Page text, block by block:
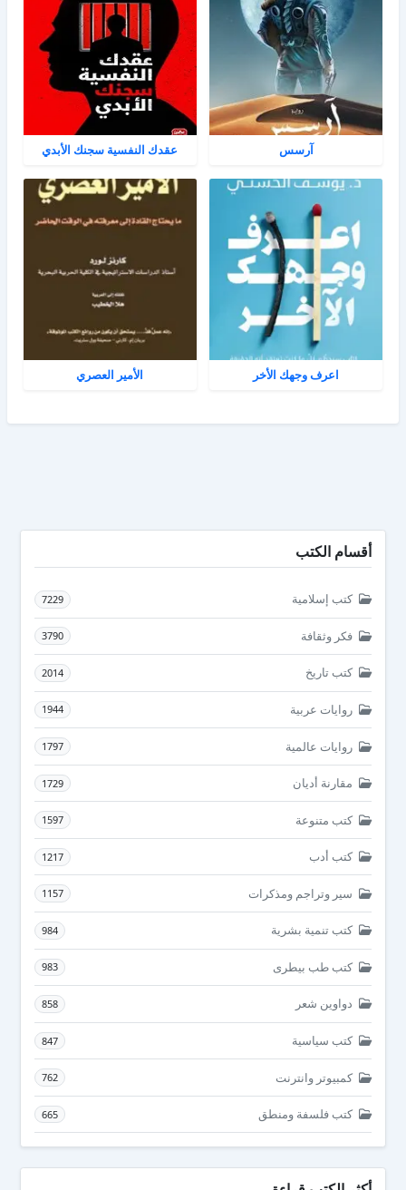
آرسس عقدك النفسية سجنك الأبدي
اعرف وجهك الأخر الأمير العصري
أقسام الكتب
كتب إسلامية 7229
فكر وثقافة 3790
كتب تاريخ 2014
روايات عربية 1944
روايات عالمية 1797
مقارنة أديان 1729
كتب متنوعة 1597
كتب أدب 1217
سير وتراجم ومذكرات 1157
كتب تنمية بشرية 984
كتب طب بيطرى 983
دواوين شعر 858
كتب سياسية 847
كمبيوتر وانترنت 762
كتب فلسفة ومنطق 665